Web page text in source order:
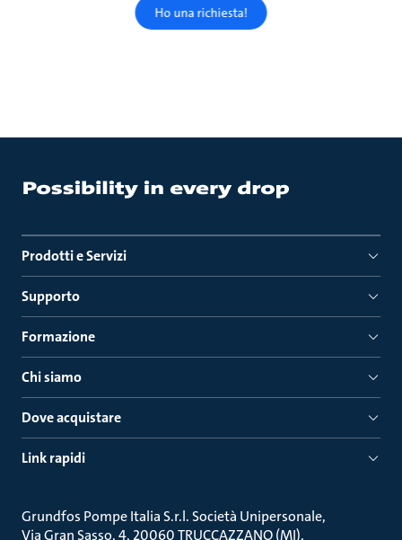
Ho una richiesta!
Prodotti e Servizi
Supporto
Formazione
Chi siamo
Dove acquistare
Link rapidi
Grundfos Pompe Italia S.r.l. Società Unipersonale
Via Gran Sasso, 4, 20060 TRUCCAZZANO (MI)